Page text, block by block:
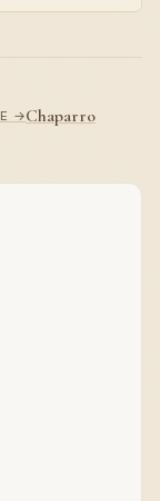
→Chaparro